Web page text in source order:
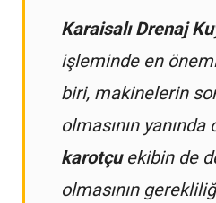
Karaisalı Drenaj
işleminde en
biri, makinelerin
olmasının
karotçuekibin de
olmasının